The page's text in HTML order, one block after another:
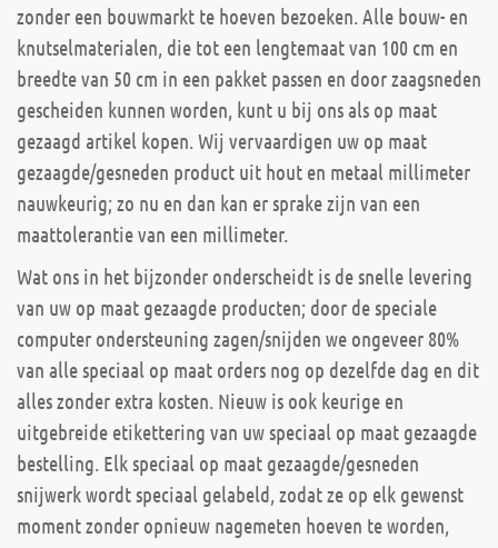
zonder een bouwmarkt te hoeven bezoeken. Alle bouw- en
knutselmaterialen, die tot een lengtemaat van 100 cm en
breedte van 50 cm in een pakket passen en door zaagsneden
gescheiden kunnen worden, kunt u bij ons als op maat
gezaagd artikel kopen. Wij vervaardigen uw op maat
gezaagde/gesneden product uit hout en metaal millimeter
nauwkeurig; zo nu en dan kan er sprake zijn van een
maattolerantie van een millimeter.
Wat ons in het bijzonder onderscheidt is de snelle levering
van uw op maat gezaagde producten; door de speciale
computer ondersteuning zagen/snijden we ongeveer 80%
van alle speciaal op maat orders nog op dezelfde dag en dit
alles zonder extra kosten. Nieuw is ook keurige en
uitgebreide etikettering van uw speciaal op maat gezaagde
bestelling. Elk speciaal op maat gezaagde/gesneden
snijwerk wordt speciaal gelabeld, zodat ze op elk gewenst
moment zonder opnieuw nagemeten hoeven te worden,